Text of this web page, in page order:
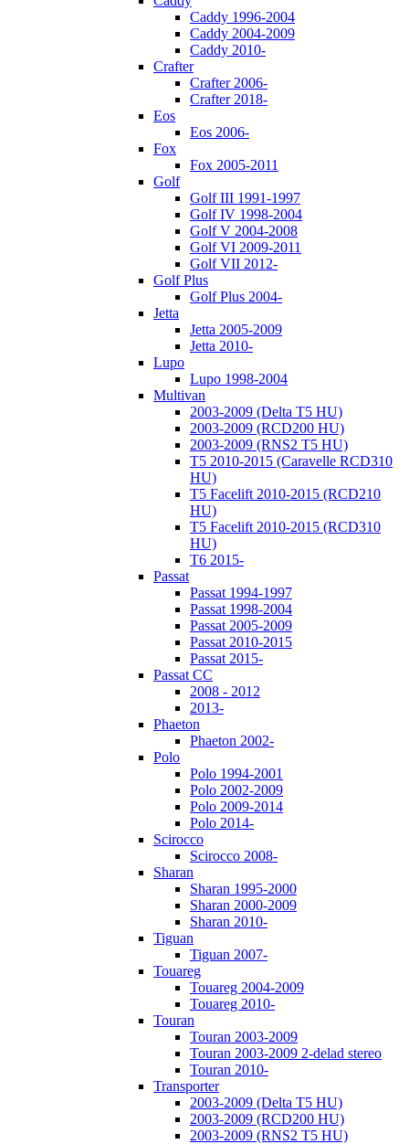
Caddy 1996-2004
Caddy 2004-2009
Caddy 2010-
Crafter
Crafter 2006-
Crafter 2018-
Eos
Eos 2006-
Fox
Fox 2005-2011
Golf
Golf III 1991-1997
Golf IV 1998-2004
Golf V 2004-2008
Golf VI 2009-2011
Golf VII 2012-
Golf Plus
Golf Plus 2004-
Jetta
Jetta 2005-2009
Jetta 2010-
Lupo
Lupo 1998-2004
Multivan
2003-2009 (Delta T5 HU)
2003-2009 (RCD200 HU)
2003-2009 (RNS2 T5 HU)
T5 2010-2015 (Caravelle RCD310
HU)
T5 Facelift 2010-2015 (RCD210
HU)
T5 Facelift 2010-2015 (RCD310
HU)
T6 2015-
Passat
Passat 1994-1997
Passat 1998-2004
Passat 2005-2009
Passat 2010-2015
Passat 2015-
Passat CC
2008 - 2012
2013-
Phaeton
Phaeton 2002-
Polo
Polo 1994-2001
Polo 2002-2009
Polo 2009-2014
Polo 2014-
Scirocco
Scirocco 2008-
Sharan
Sharan 1995-2000
Sharan 2000-2009
Sharan 2010-
Tiguan
Tiguan 2007-
Touareg
Touareg 2004-2009
Touareg 2010-
Touran
Touran 2003-2009
Touran 2003-2009 2-delad stereo
Touran 2010-
Transporter
2003-2009 (Delta T5 HU)
2003-2009 (RCD200 HU)
2003-2009 (RNS2 T5 HU)